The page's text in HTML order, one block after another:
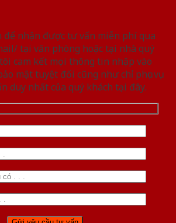
nhận được tư vấn miễn phí qua
tại văn phòng hoặc tại nhà quý
cam kết mọi thông tin nhập vào
mật tuyệt đối cũng như chỉ phục vụ
duy nhất của quý khách tại đây.